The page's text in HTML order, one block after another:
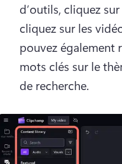
d’outils, cliquez
cliquez sur les
pouvez également
mots clés sur le
de recherche.